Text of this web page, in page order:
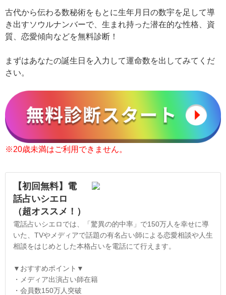
古代から伝わる数秘術をもとに生年月日の数宇を足して導
き出すソウルナンバーで、生まれ持った潜在的な性格、資
質、恋愛傾向などを無料診断！
まずはあなたの誕生日を入力して運命数を出してみてくだ
さい。
※20歳未満はご利用できません。
【初回無料】電
話占いシエロ
（超オススメ！）
電話占いシエロでは、「驚異の的中率」で150万人を幸せに導
いた、TVやメディアで話題の有名占い師による恋愛相談や人生
相談をはじめとした本格占いを電話にて行えます。
▼おすすめポイント▼
・メディア出演占い師在籍
・会員数150万人突破